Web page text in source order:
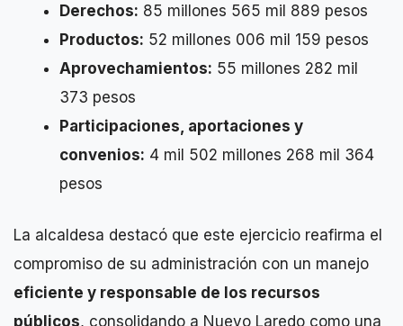
Derechos: 85 millones 565 mil 889 pesos
Productos: 52 millones 006 mil 159 pesos
Aprovechamientos: 55 millones 282 mil
373 pesos
Participaciones, aportaciones y
convenios: 4 mil 502 millones 268 mil 364
pesos
La alcaldesa destacó que este ejercicio reafirma el
compromiso de su administración con un manejo
eficiente y responsable de los recursos
públicos, consolidando a Nuevo Laredo como una